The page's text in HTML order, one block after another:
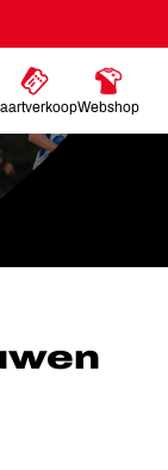
Webshop
BEZOEK BIJ SC